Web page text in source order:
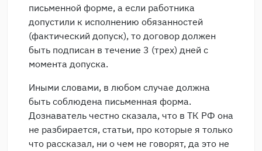
письменной форме, а если работника
допустили к исполнению обязанностей
(фактический допуск), то договор должен
быть подписан в течение 3 (трех) дней с
момента допуска.
Иными словами, в любом случае должна
быть соблюдена письменная форма.
Дознаватель честно сказала, что в ТК РФ она
не разбирается, статьи, про которые я только
что рассказал, ни о чем не говорят, да это не